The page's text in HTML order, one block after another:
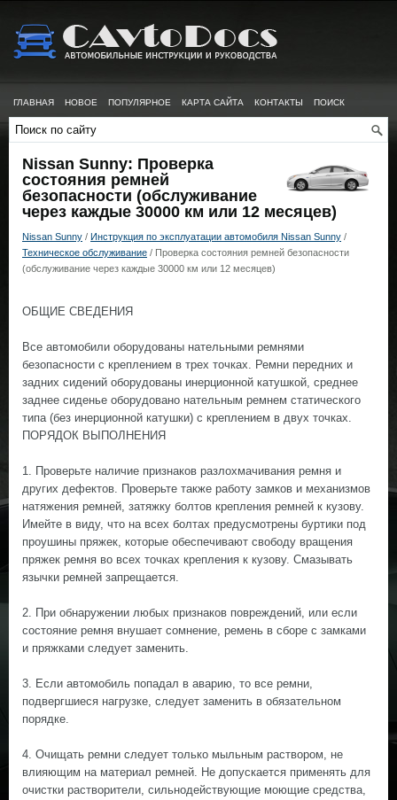
ГЛАВНАЯ НОВОЕ ПОПУЛЯРНОЕ КАРТА САЙТА КОНТАКТЫ ПОИСК
Nissan Sunny: Проверка
состояния ремней
безопасности (обслуживание
через каждые 30000 км или 12 месяцев)
Nissan Sunny / Инструкция по эксплуатации автомобиля Nissan Sunny /
Техническое обслуживание / Проверка состояния ремней безопасности
(обслуживание через каждые 30000 км или 12 месяцев)
ОБЩИЕ СВЕДЕНИЯ
Все автомобили оборудованы нательными ремнями
безопасности с креплением в трех точках. Ремни передних и
задних сидений оборудованы инерционной катушкой, среднее
заднее сиденье оборудовано нательным ремнем статического
типа (без инерционной катушки) с креплением в двух точках.
ПОРЯДОК ВЫПОЛНЕНИЯ
1. Проверьте наличие признаков разлохмачивания ремня и
других дефектов. Проверьте также работу замков и механизмов
натяжения ремней, затяжку болтов крепления ремней к кузову.
Имейте в виду, что на всех болтах предусмотрены буртики под
проушины пряжек, которые обеспечивают свободу вращения
пряжек ремня во всех точках крепления к кузову. Смазывать
язычки ремней запрещается.
2. При обнаружении любых признаков повреждений, или если
состояние ремня внушает сомнение, ремень в сборе с замками
и пряжками следует заменить.
3. Если автомобиль попадал в аварию, то все ремни,
подвергшиеся нагрузке, следует заменить в обязательном
порядке.
4. Очищать ремни следует только мыльным раствором, не
влияющим на материал ремней. Не допускается применять для
очистки растворители, сильнодействующие моющие средства,